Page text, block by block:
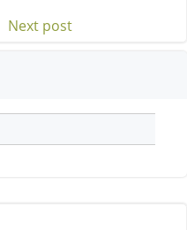
Post
Next post